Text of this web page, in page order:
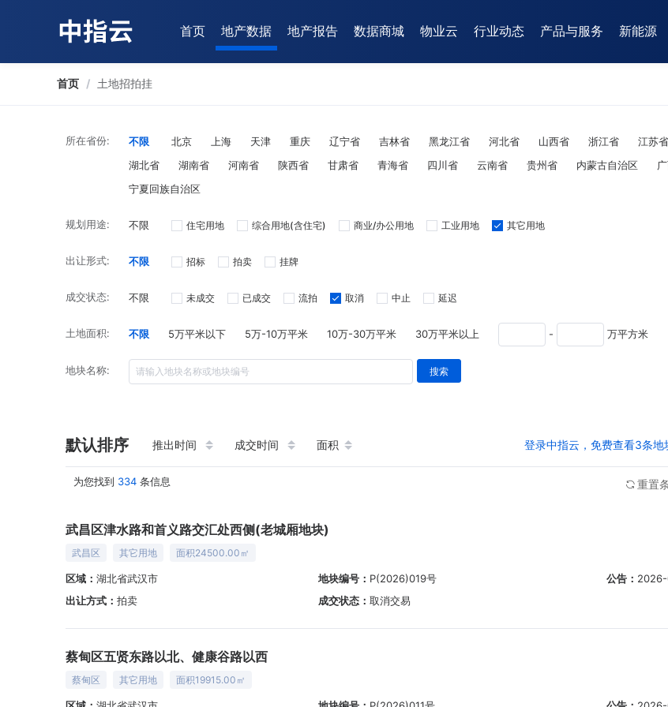
首页 地产数据 地产报告 数据商城 物业云 行业动态 产品与服务 新能源
首页 / 土地招拍挂
所在省份: 不限 北京 上海 天津 重庆 辽宁省 吉林省 黑龙江省 河北省 山西省 浙江省 江苏省
湖北省
湖南省 河南省 陕西省 甘肃省 青海省 四川省 云南省 贵州省 内蒙古自治区
宁夏回族自治区
规划用途: 不限 住宅用地 综合用地(含住宅) 商业/办公用地 工业用地 其它用地
出让形式: 不限 招标 拍卖 挂牌
成交状态: 不限 未成交 已成交 流拍 取消 中止 延迟
土地面积: 不限 5万平米以下 5万-10万平米 10万-30万平米 30万平米以上 - 万平方米
地块名称: 搜索
默认排序 推出时间 成交时间 面积 登录中指云，免费查看3条地
为您找到 334 条信息 重置
武昌区津水路和首义路交汇处西侧(老城厢地块)
武昌区 其它用地 面积24500.00㎡
区域： 湖北省武汉市 地块编号： P(2026)019号 公告：
出让方式： 拍卖 成交状态： 取消交易
蔡甸区五贤东路以北、健康谷路以西
蔡甸区 其它用地 面积19915.00㎡